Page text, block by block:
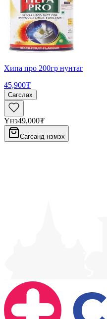
Хипа про 200гр нунтаг
45,900₮
Сагслах
Үнэ49,000₮
Сагсанд нэмэх